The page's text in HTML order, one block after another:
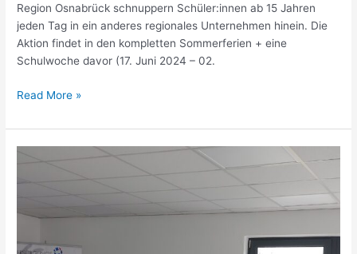
Region Osnabrück schnuppern Schüler:innen ab 15 Jahren
jeden Tag in ein anderes regionales Unternehmen hinein. Die
Aktion findet in den kompletten Sommerferien + eine
Schulwoche davor (17. Juni 2024 – 02.
Read More »
Vorstandssitzung